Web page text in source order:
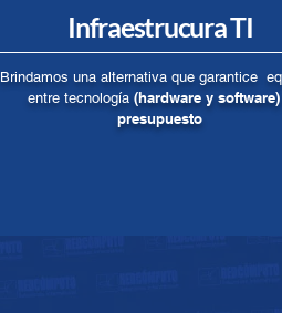
Infraestrucura TI
Brindamos una alternativa que garantice
entre tecnología (hardware y
presupuesto